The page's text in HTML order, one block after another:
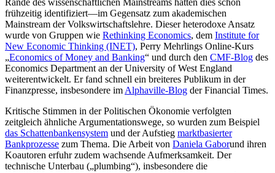
frühzeitig identifiziert—im Gegensatz zum akademischen
Mainstream der Volkswirtschaftslehre. Dieser heterodoxe Ansatz
wurde von Gruppen wie Rethinking Economics, dem Institute for
New Economic Thinking (INET), Perry Mehrlings Online-Kurs
„Economics of Money and Banking“ und durch den CMF-Blog des
Economics Department an der University of West England
weiterentwickelt. Er fand schnell ein breiteres Publikum in der
Finanzpresse, insbesondere im Alphaville-Blog der Financial Times.
Kritische Stimmen in der Politischen Ökonomie verfolgten
zeitgleich ähnliche Argumentationswege, so wurden zum Beispiel
das Schattenbankensystem und der Aufstieg marktbasierter
Bankprozesse zum Thema. Die Arbeit von Daniela Gaborund ihren
Koautoren erfuhr zudem wachsende Aufmerksamkeit. Der
technische Unterbau („plumbing“), insbesondere die